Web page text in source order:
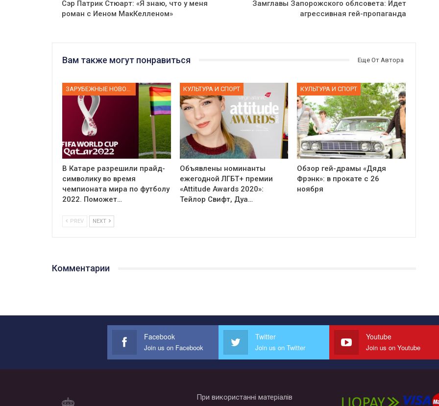
Сэр Патрик Стюарт: «Я знаю, что у меня
роман с Иеном МакКелленом»
Замглавы Запорожского облсовета: Идет
агрессивная гей-пропаганда
Вам также могут понравиться Еще От Автора
ЗАРУБЕЖНЫЕ НОВОСТИ
В Катаре разрешили прайд-
символику во время
чемпионата мира по футболу
2022. Поможет…
КУЛЬТУРА И СПОРТ
Объявлены номинанты
ежегодной ЛГБТ+ премии
«Attitude Awards 2020»:
Тейлор Свифт, Дуа…
КУЛЬТУРА И СПОРТ
Обзор гей-драмы «Дядя
Фрэнк»: в прокате с 26
ноября
PREV NEXT
Комментарии
Facebook
Join us on Facebook
Twitter
Join us on Twitter
Youtube
Join us on Youtube
При використанні матеріалів